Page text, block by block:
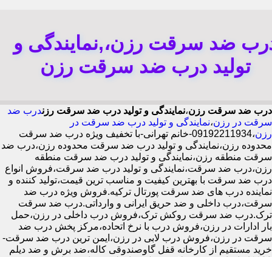
ضد سرقت رزن،,نمایندگی و
تولید درب ضد سرقت رزن
درب ضد سرقت رزن،نمایندگی و تولید درب ضد سرقت رزندرب ضد
سرقت در رزن،نمایندگی و تولید درب ضد سرقت در
رزن
،09192211934-خانم تهرانی-با تخفیف ویژه درب ضد سرقت
محدوده رزن،نمایندگی و تولید درب ضد سرقت محدوده رزن،درب ضد
سرقت منطقه رزن،نمایندگی و تولید درب ضد سرقت منطقه
رزن،درب ضد سرقت،نمایندگی و تولید درب ضد سرقت،فروش انواع
درب ضد سرقت با بهترین کیفیت و مناسب ترین قیمت،تولید کننده و
نماینده درب های ضد سرقت پورتال ترکیه.فروش ویژه درب ضد
سرقت،درب داخلی و ضد حریق ایرانی و وارداتی.درب ضد سرقت
ترک.درب ضد سرقت روکش ترک،فروش درب داخلی در رزن،حمل
بار ادارات در رزن،فروش درب با نرخ اتحاده،مرکز پخش درب ضد
سرقت در رزن،فروش درب لابی در رزن،ایمن ترین درب ضد سرقت-
خرید مستقیم از کارخانه قفل گاوصندوقی کاله،ضد برش و ضد دیلم